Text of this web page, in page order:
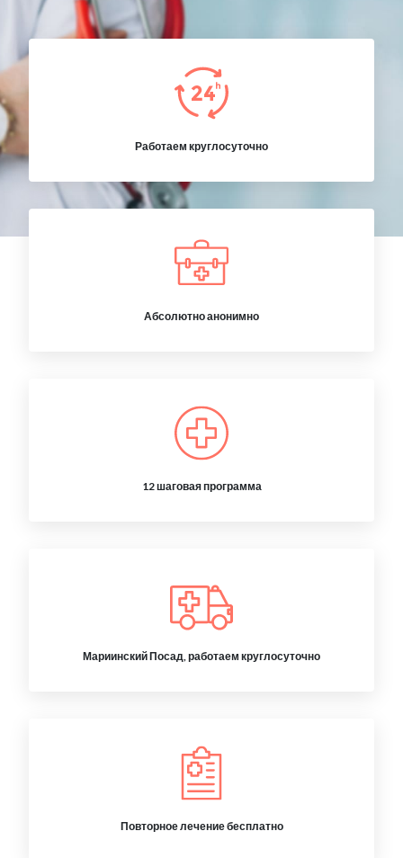
Работаем круглосуточно
Абсолютно анонимно
12 шаговая программа
Мариинский Посад, работаем круглосуточно
Повторное лечение бесплатно